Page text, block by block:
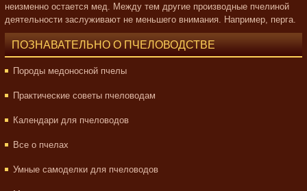
неизменно остается мед. Между тем другие производные пчелиной
деятельности заслуживают не меньшего внимания. Например, перга.
ПОЗНАВАТЕЛЬНО О ПЧЕЛОВОДСТВЕ
Породы медоносной пчелы
Практические советы пчеловодам
Календари для пчеловодов
Все о пчелах
Умные самоделки для пчеловодов